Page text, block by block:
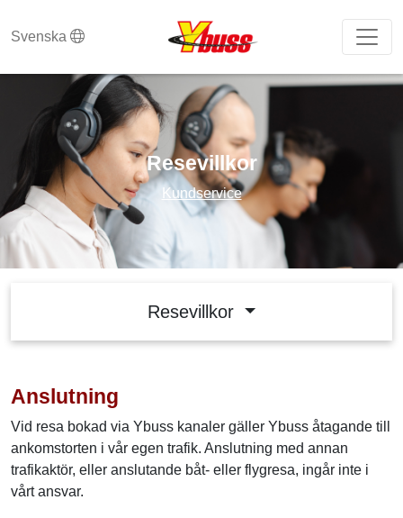
Svenska
Resevillkor
Kundservice
Resevillkor
Anslutning
Vid resa bokad via Ybuss kanaler gäller Ybuss åtagande till
ankomstorten i vår egen trafik. Anslutning med annan
trafikaktör, eller anslutande båt- eller flygresa, ingår inte i
vårt ansvar.